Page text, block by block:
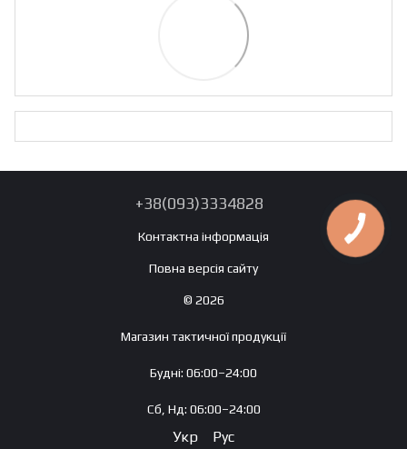
+38(093)3334828
Контактна інформація
Повна версія сайту
© 2026
Магазин тактичної продукції
Будні: 06:00–24:00
Сб, Нд: 06:00–24:00
Укр Рус